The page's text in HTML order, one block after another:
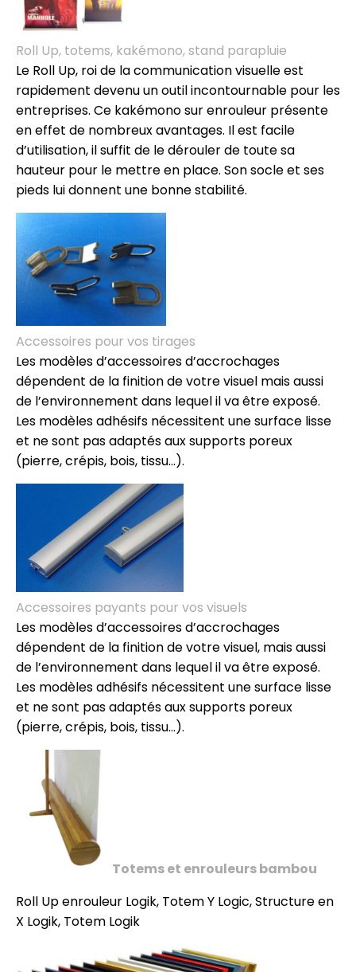
Roll Up, totems, kakémono, stand parapluie
Le Roll Up, roi de la communication visuelle est
rapidement devenu un outil incontournable pour les
entreprises. Ce kakémono sur enrouleur présente
en effet de nombreux avantages. Il est facile
d’utilisation, il suffit de le dérouler de toute sa
hauteur pour le mettre en place. Son socle et ses
pieds lui donnent une bonne stabilité.
Accessoires pour vos tirages
Les modèles d’accessoires d’accrochages
dépendent de la finition de votre visuel mais aussi
de l’environnement dans lequel il va être exposé.
Les modèles adhésifs nécessitent une surface lisse
et ne sont pas adaptés aux supports poreux
(pierre, crépis, bois, tissu…).
Accessoires payants pour vos visuels
Les modèles d’accessoires d’accrochages
dépendent de la finition de votre visuel, mais aussi
de l’environnement dans lequel il va être exposé.
Les modèles adhésifs nécessitent une surface lisse
et ne sont pas adaptés aux supports poreux
(pierre, crépis, bois, tissu…).
Totems et enrouleurs bambou
Roll Up enrouleur Logik, Totem Y Logic, Structure en
X Logik, Totem Logik